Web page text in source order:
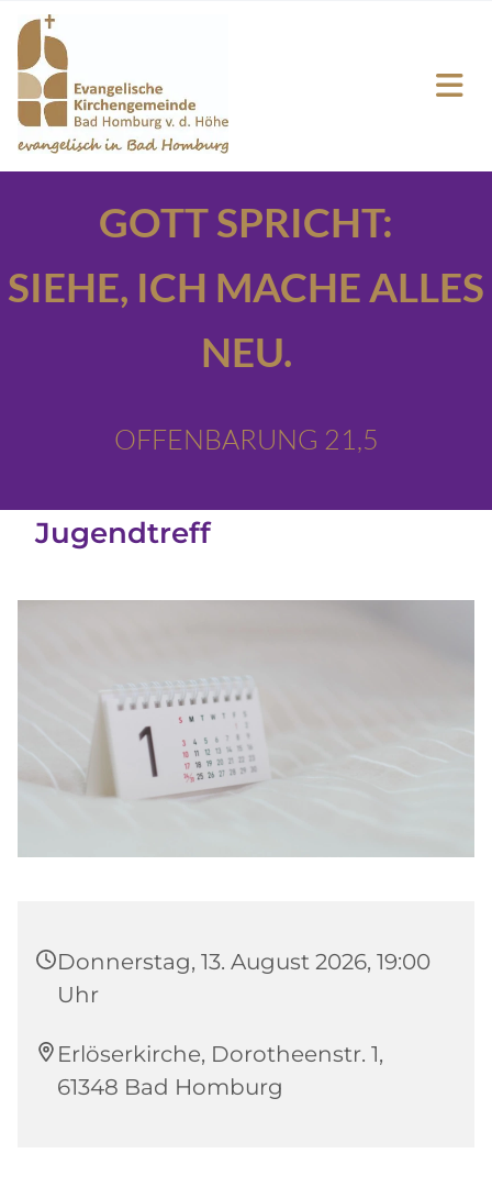
GOTT SPRICHT:
SIEHE, ICH MACHE ALLES
NEU.
OFFENBARUNG 21,5
Jugendtreff
Donnerstag, 13. August 2026, 19:00
Uhr
Erlöserkirche, Dorotheenstr. 1,
61348 Bad Homburg